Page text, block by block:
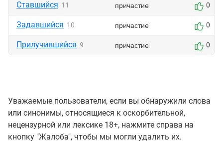
Ставшийся 11 причастие 0
Задавшийся 10 причастие 0
Прилучившийся 9 причастие 0
Уважаемые пользователи, если вы обнаружили слова
или синонимы, относящиеся к оскорбительной,
нецензурной или лексике 18+, нажмите справа на
кнопку "Жалоба", чтобы мы могли удалить их.